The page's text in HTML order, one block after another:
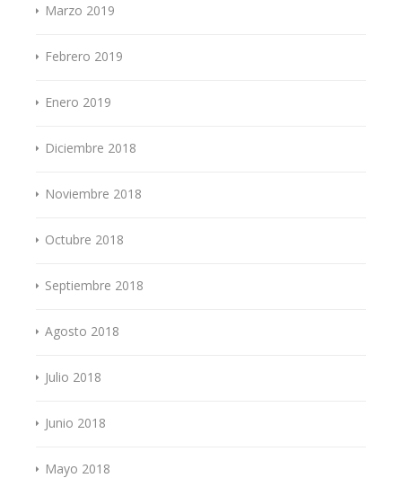
Marzo 2019
Febrero 2019
Enero 2019
Diciembre 2018
Noviembre 2018
Octubre 2018
Septiembre 2018
Agosto 2018
Julio 2018
Junio 2018
Mayo 2018